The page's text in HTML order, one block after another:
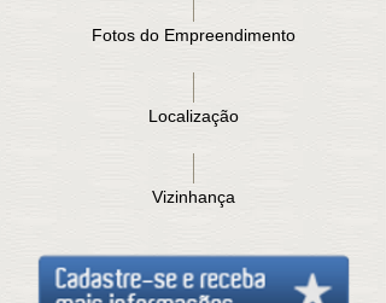
Fotos do Empreendimento
Localização
Vizinhança